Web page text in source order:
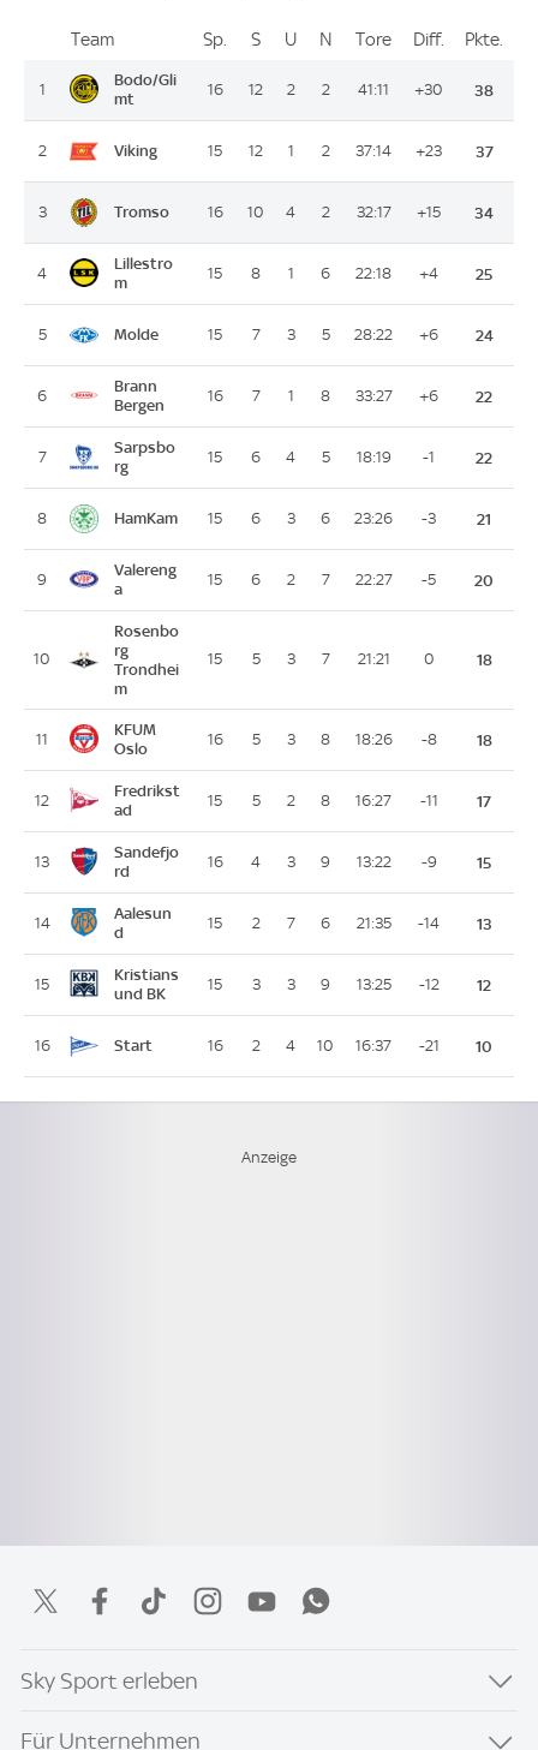
PlatzTeam Sp. Spiele
S Siege
U Unentschieden
N Niederlagen
Tore ToreDiff. Differenz
Pkte.
1
Bodo/Gli
mt
16 12 2 2 41:11 +30 38
2 Viking 15 12 1 2 37:14 +23 37
3 Tromso 16 10 4 2 32:17 +15 34
4
Lillestro
m
15 8 1 6 22:18 +4 25
5 Molde 15 7 3 5 28:22 +6 24
6
Brann
Bergen
16 7 1 8 33:27 +6 22
7
Sarpsbo
rg
15 6 4 5 18:19 -1 22
8 HamKam 15 6 3 6 23:26 -3 21
9
Valereng
a
15 6 2 7 22:27 -5 20
10
Rosenbo
rg
Trondhei
m
15 5 3 7 21:21 0 18
11
KFUM
Oslo
16 5 3 8 18:26 -8 18
12
Fredrikst
ad
15 5 2 8 16:27 -11 17
13
Sandefjo
rd
16 4 3 9 13:22 -9 15
14
Aalesun
d
15 2 7 6 21:35 -14 13
15
Kristians
und BK
15 3 3 9 13:25 -12 12
16 Start 16 2 4 10 16:37 -21 10
Sky Sport erleben
Für Unternehmen